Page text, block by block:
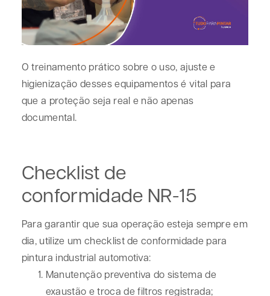
O treinamento prático sobre o uso, ajuste e
higienização desses equipamentos é vital para
que a proteção seja real e não apenas
documental.
Checklist de
conformidade NR-15
Para garantir que sua operação esteja sempre em
dia, utilize um checklist de conformidade para
pintura industrial automotiva:
Manutenção preventiva do sistema de
exaustão e troca de filtros registrada;